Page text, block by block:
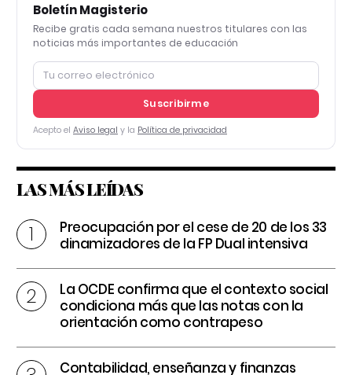
Boletín Magisterio
Recibe gratis cada semana nuestros titulares con las
noticias más importantes de educación
Suscribirme
Acepto el Aviso legal y la Política de privacidad
LAS MÁS LEÍDAS
Preocupación por el cese de 20 de los 33
dinamizadores de la FP Dual intensiva
La OCDE confirma que el contexto social
condiciona más que las notas con la
orientación como contrapeso
Contabilidad, enseñanza y finanzas